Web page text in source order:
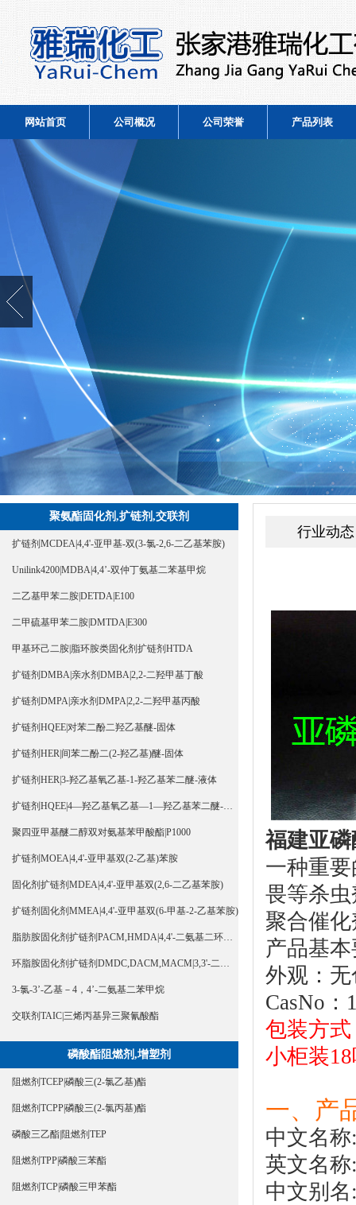
网站首页 公司概况 公司荣誉 产品列表
聚氨酯固化剂,扩链剂,交联剂
扩链剂MCDEA|4,4'-亚甲基-双(3-氯-2,6-二乙基苯胺)
Unilink4200|MDBA|4,4’-双仲丁氨基二苯基甲烷
二乙基甲苯二胺|DETDA|E100
二甲硫基甲苯二胺|DMTDA|E300
甲基环己二胺|脂环胺类固化剂扩链剂HTDA
扩链剂DMBA|亲水剂DMBA|2,2-二羟甲基丁酸
扩链剂DMPA|亲水剂DMPA|2,2-二羟甲基丙酸
扩链剂HQEE|对苯二酚二羟乙基醚-固体
扩链剂HER|间苯二酚二(2-羟乙基)醚-固体
扩链剂HER|3-羟乙基氧乙基-1-羟乙基苯二醚-液体
扩链剂HQEE|4—羟乙基氧乙基—1—羟乙基苯二醚-液体
聚四亚甲基醚二醇双对氨基苯甲酸酯|P1000
扩链剂MOEA|4,4'-亚甲基双(2-乙基)苯胺
固化剂扩链剂MDEA|4,4'-亚甲基双(2,6-二乙基苯胺)
扩链剂固化剂MMEA|4,4'-亚甲基双(6-甲基-2-乙基苯胺)
脂肪胺固化剂扩链剂PACM,HMDA|4,4'-二氨基二环己基甲烷
环脂胺固化剂扩链剂DMDC,DACM,MACM|3,3'-二甲基-4,4'-二氨基二环己基甲烷
3-氯-3’-乙基－4，4’-二氨基二苯甲烷
交联剂TAIC|三烯丙基异三聚氰酸酯
磷酸酯阻燃剂,增塑剂
阻燃剂TCEP|磷酸三(2-氯乙基)酯
阻燃剂TCPP|磷酸三(2-氯丙基)酯
磷酸三乙酯|阻燃剂TEP
阻燃剂TPP|磷酸三苯酯
阻燃剂TCP|磷酸三甲苯酯
行业动态
福建亚磷
一种重
畏等杀
聚合催
产品基
外观：
CasNo：
包装方
小柜装
一、产
中文名称
英文名称
中文别